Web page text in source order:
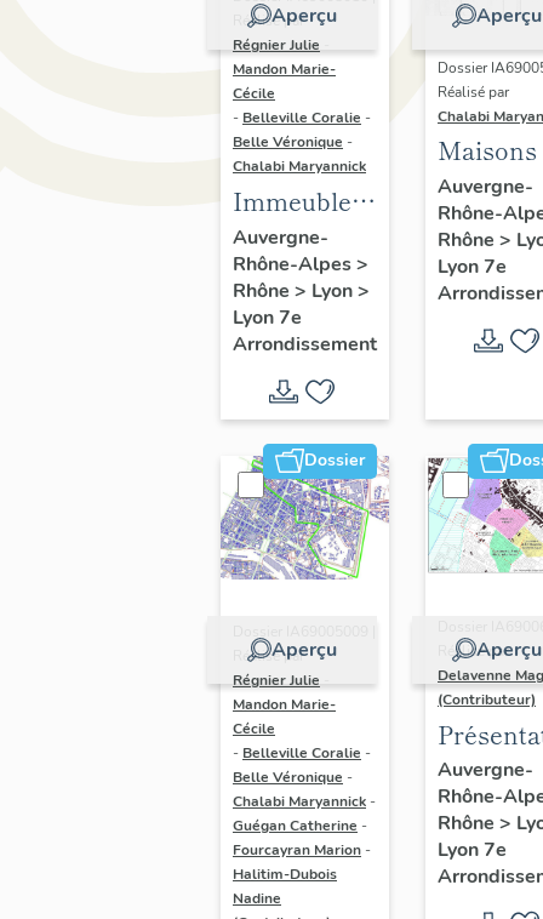
Aperçu
Réalisé par
Régnier Julie
Mandon Marie-
Cécile
- Belleville Coralie -
Belle Véronique -
Chalabi Maryannick
Immeubles
du secteur
d'étude La
Guillotière
Auvergne-
Rhône-Alpes>
Rhône > Lyon>
Lyon 7e
Arrondissement
Aperçu
Dossier
Réalisé par
Chalabi
Maisons
Auvergne-
Rhône-
Rhône >
Lyon 7e
Dossier
Aperçu
Réalisé par
Régnier Julie
Mandon Marie-
Cécile
- Belleville Coralie -
Belle Véronique -
Chalabi Maryannick -
Guégan Catherine -
Fourcayran Marion -
Halitim-Dubois
Nadine
Aperçu
Réalisé par
Delavenne
(Contributeur)
du
d'étude
"Saint-
André"
(Lyon 7)
Auvergne-
Rhône-
Rhône >
Lyon 7e